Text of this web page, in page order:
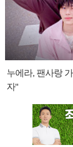
누에라, 팬사랑
자"